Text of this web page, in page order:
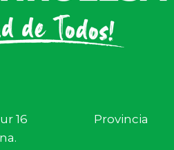
Sur 16 Provincia